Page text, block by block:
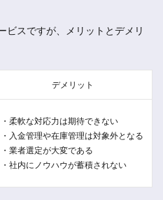
ビスですが、メリットとデメリ
デメリット
・柔軟な対応力は期待できない
・入金管理や在庫管理は対象外となる
・業者選定が大変である
・社内にノウハウが蓄積されない